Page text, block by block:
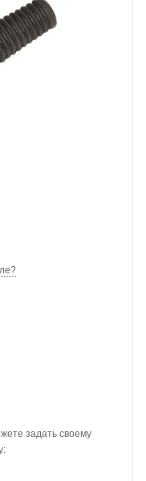
задать своему